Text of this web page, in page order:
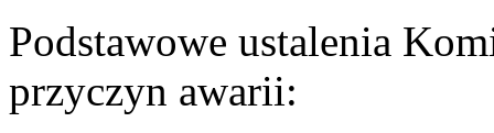
Podstawowe ustalenia
przyczyn awarii: